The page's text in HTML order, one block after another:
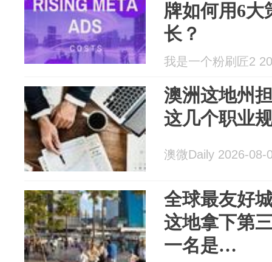
牌如何用6大
长？
我是一个粉刷匠2
澳洲这地州
这几个职业
澳微Daily 2026-08-
全球最友好
这地拿下第
一名是…